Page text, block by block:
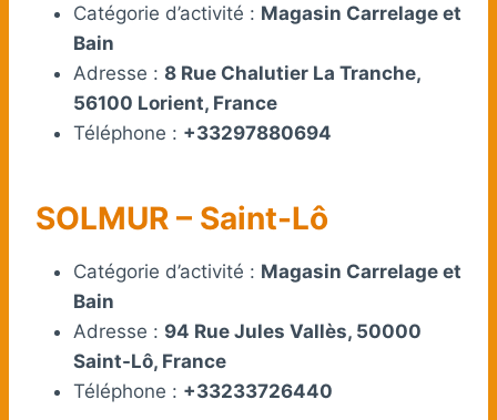
Catégorie d’activité : Magasin Carrelage et
Bain
Adresse : 8 Rue Chalutier La Tranche,
56100 Lorient, France
Téléphone : +33297880694
SOLMUR – Saint-Lô
Catégorie d’activité : Magasin Carrelage et
Bain
Adresse : 94 Rue Jules Vallès, 50000
Saint-Lô, France
Téléphone : +33233726440